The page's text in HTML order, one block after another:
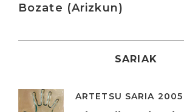
Bozate (Arizkun)
SARIAK
ARTETSU SARIA 2005